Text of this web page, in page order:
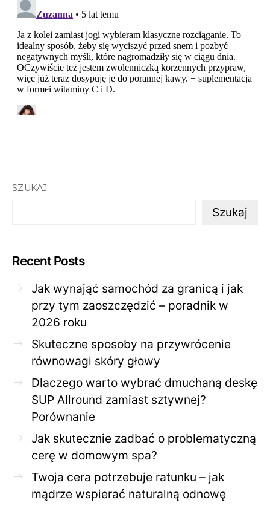
SZUKAJ
Szukaj
Recent Posts
Jak wynająć samochód za granicą i jak
przy tym zaoszczędzić – poradnik w
2026 roku
Skuteczne sposoby na przywrócenie
równowagi skóry głowy
Dlaczego warto wybrać dmuchaną deskę
SUP Allround zamiast sztywnej?
Porównanie
Jak skutecznie zadbać o problematyczną
cerę w domowym spa?
Twoja cera potrzebuje ratunku – jak
mądrze wspierać naturalną odnowę